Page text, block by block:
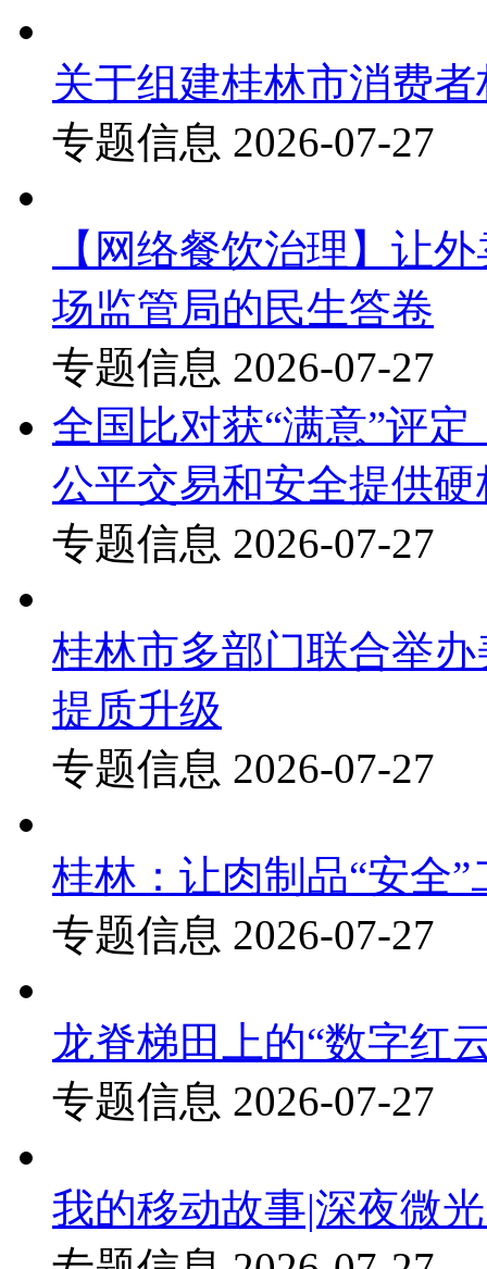
关于组建桂林市消费
专题信息 2026-07-27
【网络餐饮治理】让
场监管局的民生答卷
专题信息 2026-07-27
全国比对获“满意”评
公平交易和安全提供
专题信息 2026-07-27
桂林市多部门联合举
提质升级
专题信息 2026-07-27
桂林：让肉制品“安全
专题信息 2026-07-27
龙脊梯田上的“数字红
专题信息 2026-07-27
我的移动故事|深夜微